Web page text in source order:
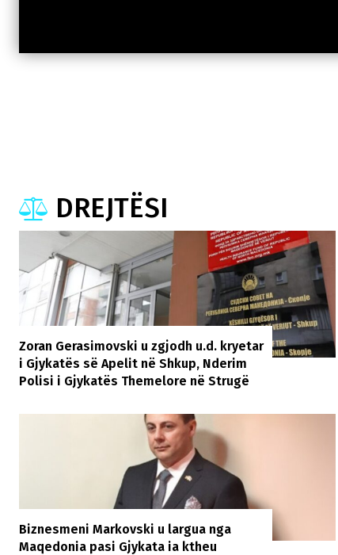
DREJTËSI
Zoran Gerasimovski u zgjodh u.d. kryetar
i Gjykatës së Apelit në Shkup, Nderim
Polisi i Gjykatës Themelore në Strugë
Biznesmeni Markovski u largua nga
Maqedonia pasi Gjykata ia ktheu